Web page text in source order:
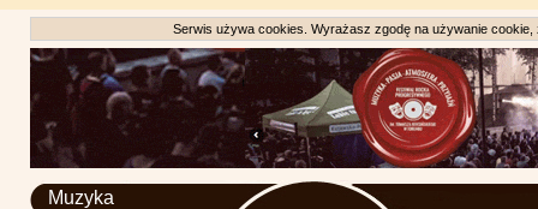
Serwis używa cookies. Wyrażasz zgodę na używanie
Muzyka